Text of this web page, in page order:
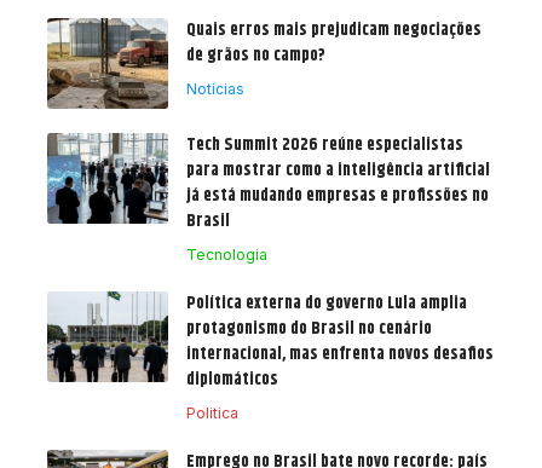
Quais erros mais prejudicam negociações
de grãos no campo?
Notícias
Tech Summit 2026 reúne especialistas
para mostrar como a inteligência artificial
já está mudando empresas e profissões no
Brasil
Tecnologia
Política externa do governo Lula amplia
protagonismo do Brasil no cenário
internacional, mas enfrenta novos desafios
diplomáticos
Politica
Emprego no Brasil bate novo recorde: país